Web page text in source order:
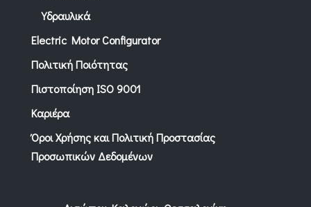
Υδραυλικά
Electric Motor Configurator
Πολιτική Ποιότητας
Πιστοποίηση ISO 9001
Καριέρα
Όροι Χρήσης και Πολιτική Προστασίας
Προσωπικών Δεδομένων